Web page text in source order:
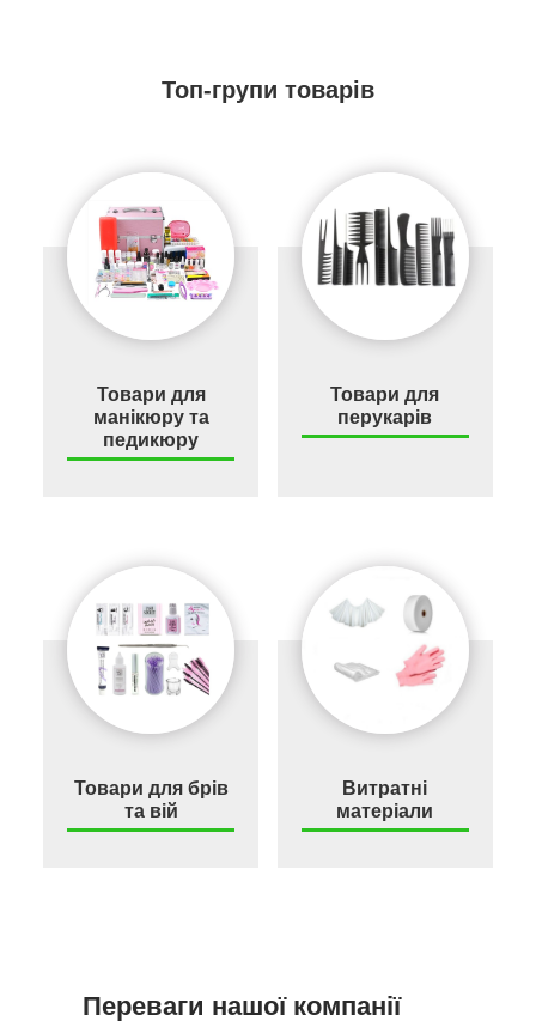
Топ-групи товарів
Товари для
манікюру та
педикюру
Товари для
перукарів
Товари для брів
та вій
Витратні
матеріали
Переваги нашої компанії